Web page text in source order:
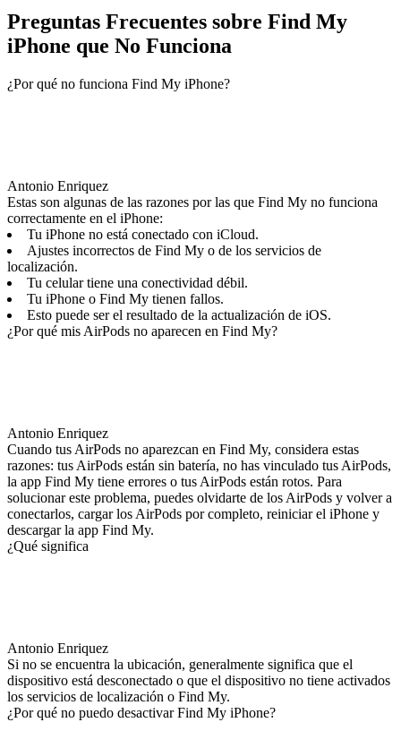
Preguntas Frecuentes sobre Find My
iPhone que No Funciona
¿Por qué no funciona Find My iPhone?
Antonio Enriquez
Estas son algunas de las razones por las que Find My no funciona
correctamente en el iPhone:
Tu iPhone no está conectado con iCloud.
Ajustes incorrectos de Find My o de los servicios de
localización.
Tu celular tiene una conectividad débil.
Tu iPhone o Find My tienen fallos.
Esto puede ser el resultado de la actualización de iOS.
¿Por qué mis AirPods no aparecen en Find My?
Antonio Enriquez
Cuando tus AirPods no aparezcan en Find My, considera estas
razones: tus AirPods están sin batería, no has vinculado tus AirPods,
la app Find My tiene errores o tus AirPods están rotos. Para
solucionar este problema, puedes olvidarte de los AirPods y volver a
conectarlos, cargar los AirPods por completo, reiniciar el iPhone y
descargar la app Find My.
¿Qué significa
Antonio Enriquez
Si no se encuentra la ubicación, generalmente significa que el
dispositivo está desconectado o que el dispositivo no tiene activados
los servicios de localización o Find My.
¿Por qué no puedo desactivar Find My iPhone?